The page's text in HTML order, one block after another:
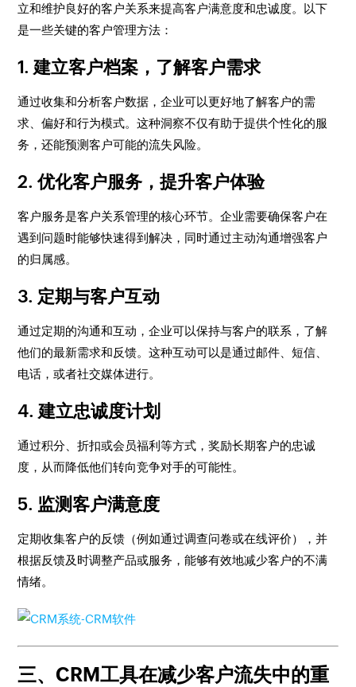
立和维护良好的客户关系来提高客户满意度和忠诚度。以下
是一些关键的客户管理方法：
1.建立客户档案，了解客户需求
通过收集和分析客户数据，企业可以更好地了解客户的需
求、偏好和行为模式。这种洞察不仅有助于提供个性化的服
务，还能预测客户可能的流失风险。
2.优化客户服务，提升客户体验
客户服务是客户关系管理的核心环节。企业需要确保客户在
遇到问题时能够快速得到解决，同时通过主动沟通增强客户
的归属感。
3. 定期与客户互动
通过定期的沟通和互动，企业可以保持与客户的联系，了解
他们的最新需求和反馈。这种互动可以是通过邮件、短信、
电话，或者社交媒体进行。
4.建立忠诚度计划
通过积分、折扣或会员福利等方式，奖励长期客户的忠诚
度，从而降低他们转向竞争对手的可能性。
5. 监测客户满意度
定期收集客户的反馈（例如通过调查问卷或在线评价），并
根据反馈及时调整产品或服务，能够有效地减少客户的不满
情绪。
三、CRM工具在减少客户流失中的重